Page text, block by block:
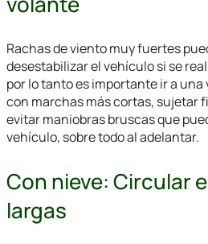
Rachas de viento muy fuertes
desestabilizar el vehículo si se
por lo tanto es importante ir a
con marchas más cortas, sujetar
evitar maniobras bruscas que
vehículo, sobre todo al adelantar.
Con nieve: Circular
largas